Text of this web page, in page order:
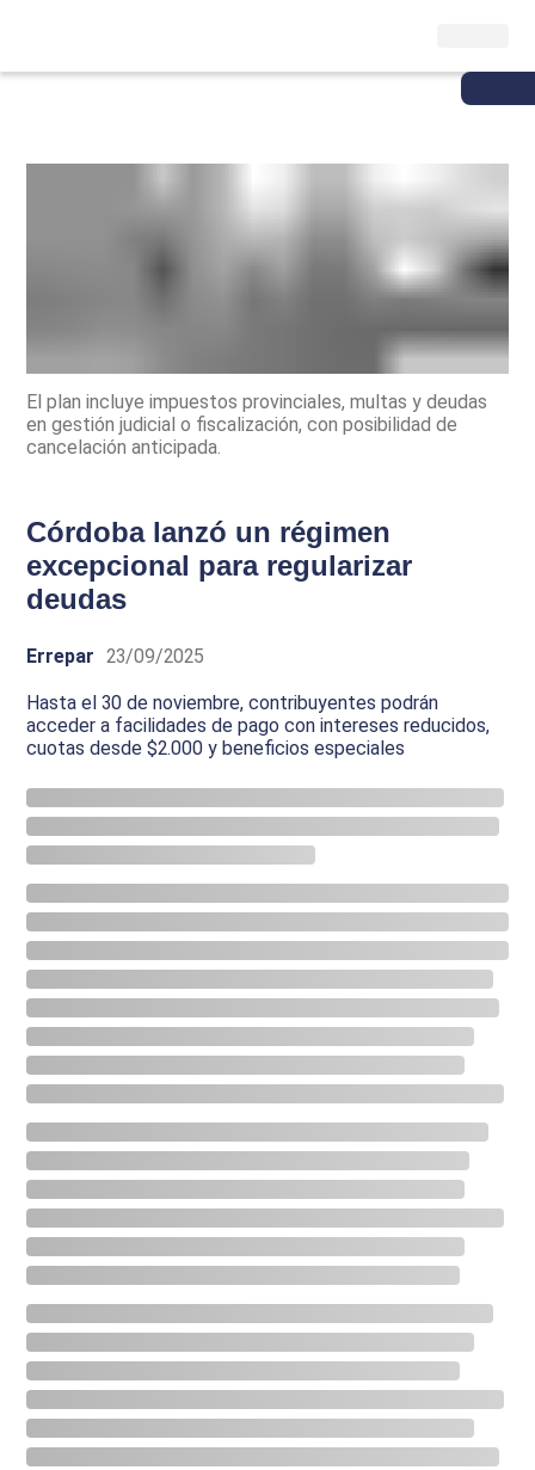
El plan incluye impuestos provinciales, multas y deudas
en gestión judicial o fiscalización, con posibilidad de
cancelación anticipada.
Córdoba lanzó un régimen
excepcional para regularizar
deudas
Errepar 23/09/2025
Hasta el 30 de noviembre, contribuyentes podrán
acceder a facilidades de pago con intereses reducidos,
cuotas desde $2.000 y beneficios especiales